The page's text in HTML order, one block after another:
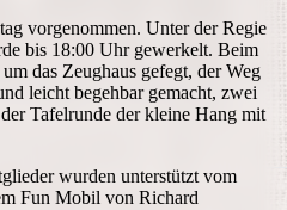
vorgenommen. Unter der Regie
bis 18:00 Uhr gewerkelt. Beim
das Zeughaus gefegt, der Weg
leicht begehbar gemacht, zwei
Tafelrunde der kleine Hang mit
wurden unterstützt vom
Fun Mobil von Richard